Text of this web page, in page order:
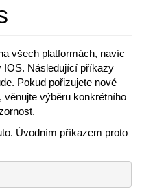
všech platformách, navíc
IOS. Následující příkazy
Pokud pořizujete nové
věnujte výběru konkrétního
Úvodním příkazem proto